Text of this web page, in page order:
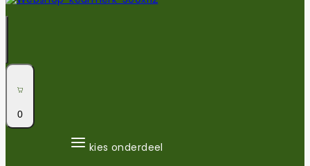
0
kies onderdeel